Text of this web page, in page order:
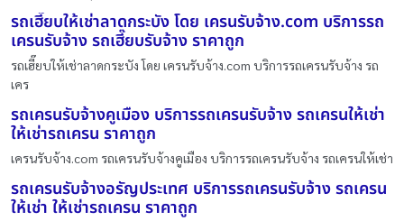
รถเฮี๊ยบให้เช่าลาดกระบัง โดย เครนรับจ้าง.com บริการรถ
เครนรับจ้าง รถเฮี๊ยบรับจ้าง ราคาถูก
รถเฮี๊ยบให้เช่าลาดกระบัง โดย เครนรับจ้าง.com บริการรถเครนรับจ้าง รถ
เคร
รถเครนรับจ้างคูเมือง บริการรถเครนรับจ้าง รถเครนให้เช่า
ให้เช่ารถเครน ราคาถูก
เครนรับจ้าง.com รถเครนรับจ้างคูเมือง บริการรถเครนรับจ้าง รถเครนให้เช่า
รถเครนรับจ้างอรัญประเทศ บริการรถเครนรับจ้าง รถเครน
ให้เช่า ให้เช่ารถเครน ราคาถูก